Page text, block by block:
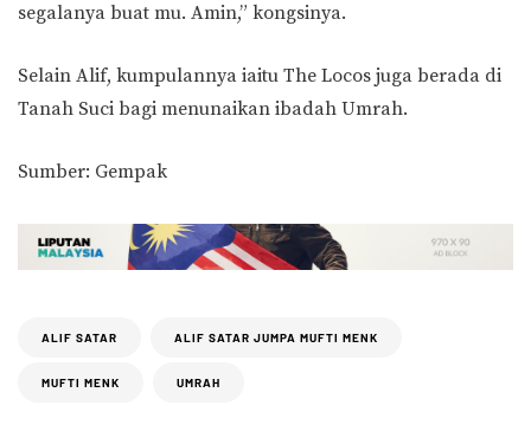
segalanya buat mu. Amin,” kongsinya.
Selain Alif, kumpulannya iaitu The Locos juga berada di
Tanah Suci bagi menunaikan ibadah Umrah.
Sumber: Gempak
ALIF SATAR ALIF SATAR JUMPA MUFTI MENK
MUFTI MENK UMRAH